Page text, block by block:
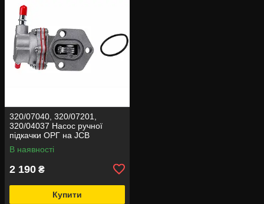
320/07040, 320/07201,
320/04037 Насос ручної
підкачки ОРГ на JCB
В наявності
2 190 ₴
Купити